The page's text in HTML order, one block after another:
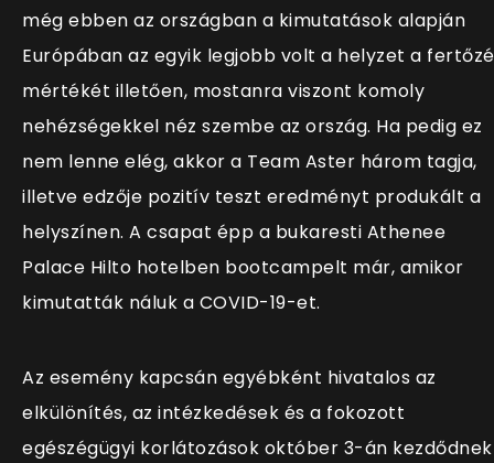
még ebben az országban a kimutatások alapján
Európában az egyik legjobb volt a helyzet a
mértékét illetően, mostanra viszont komoly
nehézségekkel néz szembe az ország. Ha pedig ez
nem lenne elég, akkor a Team Aster három tagja,
illetve edzője pozitív teszt eredményt produkált a
helyszínen. A csapat épp a bukaresti Athenee
Palace Hilto hotelben bootcampelt már, amikor
kimutatták náluk a COVID-19-et.
Az esemény kapcsán egyébként hivatalos az
elkülönítés, az intézkedések és a fokozott
egészégügyi korlátozások október 3-án kezdődnek